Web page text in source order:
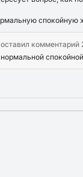
спокойную
оставил комментарий